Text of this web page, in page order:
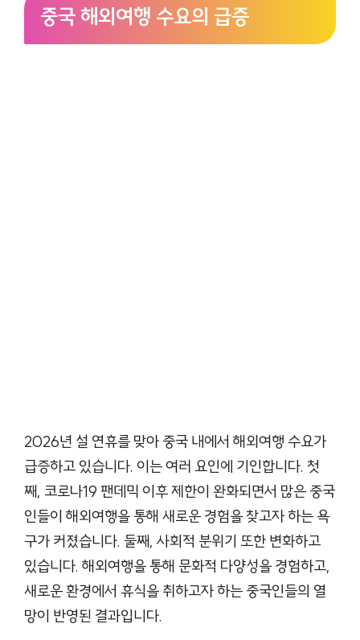
중국 해외여행 수요의 급증
2026년 설 연휴를 맞아 중국 내에서 해외여행 수요가
급증하고 있습니다. 이는 여러 요인에 기인합니다. 첫
째, 코로나19 팬데믹 이후 제한이 완화되면서 많은 중국
인들이 해외여행을 통해 새로운 경험을 찾고자 하는 욕
구가 커졌습니다. 둘째, 사회적 분위기 또한 변화하고
있습니다. 해외여행을 통해 문화적 다양성을 경험하고,
새로운 환경에서 휴식을 취하고자 하는 중국인들의 열
망이 반영된 결과입니다.